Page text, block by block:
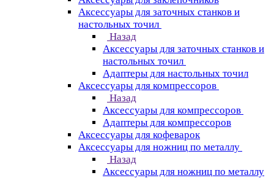
Аксессуары для заточных станков и
настольных точил
Назад
Аксессуары для заточных станков и
настольных точил
Адаптеры для настольных точил
Аксессуары для компрессоров
Назад
Аксессуары для компрессоров
Адаптеры для компрессоров
Аксессуары для кофеварок
Аксессуары для ножниц по металлу
Назад
Аксессуары для ножниц по металлу